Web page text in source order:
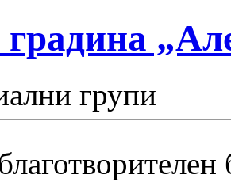
градина
групи